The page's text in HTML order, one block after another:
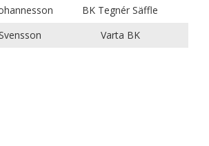
BK Tegnér Säffle
Varta BK